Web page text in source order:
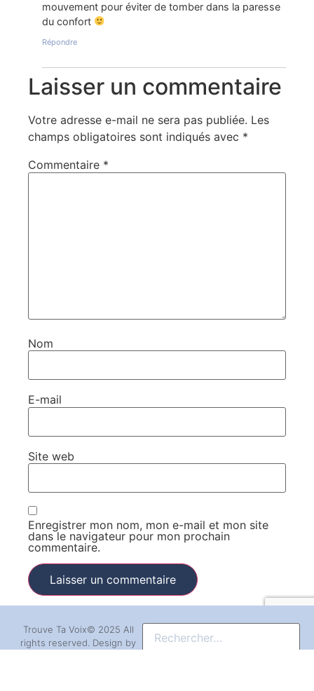
mouvement pour éviter de tomber dans la paresse
du confort
Répondre
Laisser un commentaire
Votre adresse e-mail ne sera pas publiée. Les
champs obligatoires sont indiqués avec *
Commentaire *
Nom
E-mail
Site web
Enregistrer mon nom, mon e-mail et mon site
dans le navigateur pour mon prochain
commentaire.
Trouve Ta Voix© 2025 All
rights reserved. Design by